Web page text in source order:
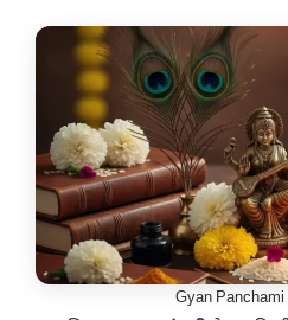
Gyan Panchami